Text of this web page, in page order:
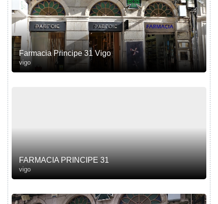
Farmacia Principe 31 Vigo
vigo
FARMACIA PRINCIPE 31
vigo